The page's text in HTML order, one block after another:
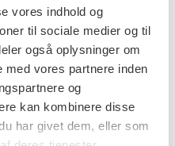
vores indhold og
til sociale medier og til
også oplysninger om
vores partnere inden
og
kan kombinere disse
har givet dem, eller som